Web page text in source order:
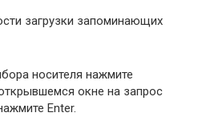
загрузки запоминающих
носителя нажмите
окне на запрос
Enter.